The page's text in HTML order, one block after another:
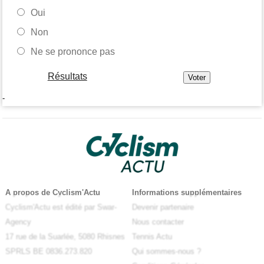
Oui
Non
Ne se prononce pas
Résultats
-
A propos de Cyclism'Actu
Cyclism'Actu est édité par Swar-
Agency
17 rue de la Suarlée, 5080 Rhisnes
SPRLS BE 0836.273.820
Informations supplémentaires
Devenir partenaire
Nous contacter
Tennis Actu
Qui sommes-nous ?